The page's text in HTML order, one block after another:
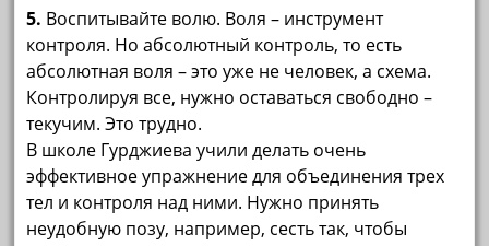
5. Воспитывайте волю. Воля – инструмент
контроля. Но абсолютный контроль, то есть
абсолютная воля – это уже не человек, а схема.
Контролируя все, нужно оставаться свободно –
текучим. Это трудно.
В школе Гурджиева учили делать очень
эффективное упражнение для объединения трех
тел и контроля над ними. Нужно принять
неудобную позу, например, сесть так, чтобы